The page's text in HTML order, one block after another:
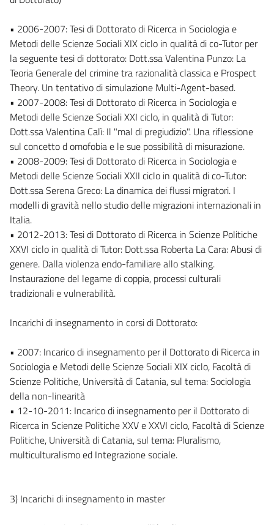
• 2006-2007: Tesi di Dottorato di Ricerca in Sociologia e
Metodi delle Scienze Sociali XIX ciclo in qualità di co-Tutor per
la seguente tesi di dottorato: Dott.ssa Valentina Punzo: La
Teoria Generale del crimine tra razionalità classica e Prospect
Theory. Un tentativo di simulazione Multi-Agent-based.
• 2007-2008: Tesi di Dottorato di Ricerca in Sociologia e
Metodi delle Scienze Sociali XXI ciclo, in qualità di Tutor:
Dott.ssa Valentina Calì: Il "mal di pregiudizio". Una riflessione
sul concetto d omofobia e le sue possibilità di misurazione.
• 2008-2009: Tesi di Dottorato di Ricerca in Sociologia e
Metodi delle Scienze Sociali XXII ciclo in qualità di co-Tutor:
Dott.ssa Serena Greco: La dinamica dei flussi migratori. I
modelli di gravità nello studio delle migrazioni internazionali in
Italia.
• 2012-2013: Tesi di Dottorato di Ricerca in Scienze Politiche
XXVI ciclo in qualità di Tutor: Dott.ssa Roberta La Cara: Abusi di
genere. Dalla violenza endo-familiare allo stalking.
Instaurazione del legame di coppia, processi culturali
tradizionali e vulnerabilità.
Incarichi di insegnamento in corsi di Dottorato:
• 2007: Incarico di insegnamento per il Dottorato di Ricerca in
Sociologia e Metodi delle Scienze Sociali XIX ciclo, Facoltà di
Scienze Politiche, Università di Catania, sul tema: Sociologia
della non-linearità
• 12-10-2011: Incarico di insegnamento per il Dottorato di
Ricerca in Scienze Politiche XXV e XXVI ciclo, Facoltà di Scienze
Politiche, Università di Catania, sul tema: Pluralismo,
multiculturalismo ed Integrazione sociale.
3) Incarichi di insegnamento in master